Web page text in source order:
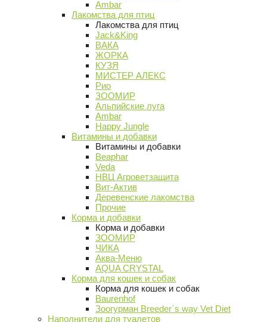
Ambar
Лакомства для птиц
Лакомства для птиц
Jack&King
ВАКА
ЖОРКА
КУЗЯ
МИСТЕР АЛЕКС
Рио
ЗООМИР
Альпийские луга
Ambar
Happy Jungle
Витамины и добавки
Витамины и добавки
Beaphar
Veda
НВЦ Агроветзащита
Вит-Актив
Деревенские лакомства
Прочие
Корма и добавки
Корма и добавки
ЗООМИР
ЧИКА
Аква-Меню
AQUA CRYSTAL
Корма для кошек и собак
Корма для кошек и собак
Baurenhof
Зоогурман Breeder`s way Vet Diet
Наполнители для туалетов